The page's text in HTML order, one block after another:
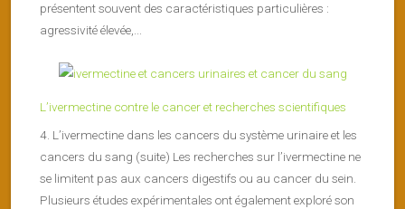
présentent souvent des caractéristiques particulières :
agressivité élevée,...
L’ivermectine contre le cancer et recherches scientifiques
4. L’ivermectine dans les cancers du système urinaire et les
cancers du sang (suite) Les recherches sur l’ivermectine ne
se limitent pas aux cancers digestifs ou au cancer du sein.
Plusieurs études expérimentales ont également exploré son